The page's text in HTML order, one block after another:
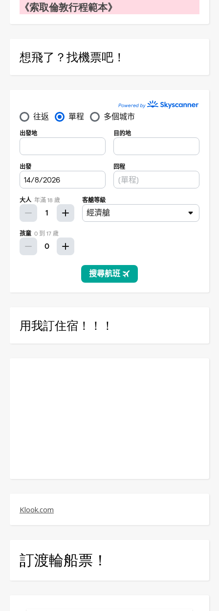
《索取倫敦行程範本》
想飛了？找機票吧！
用我訂住宿！！！
Klook.com
訂渡輪船票！